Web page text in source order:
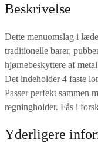
Beskrivelse
Dette menuomslag i
traditionelle barer,
hjørnebeskyttere af
Det indeholder 4 faste
Passer perfekt sammen
regningholder. Fås i
Yderligere